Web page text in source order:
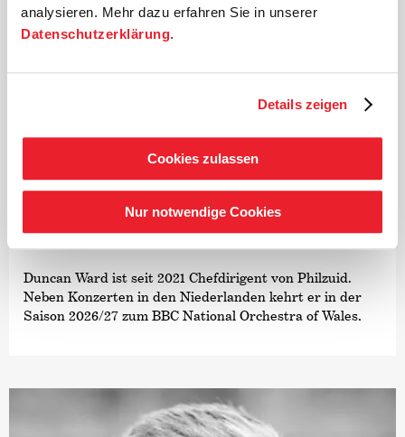
analysieren. Mehr dazu erfahren Sie in unserer
Datenschutzerklärung.
Details zeigen
Cookies zulassen
Nur notwendige Cookies
der spannendsten und vielseitigsten Dirigenten seiner
Generation etabliert, dessen lebendige Interpretationen
des klassischen Repertoires ebenso gelobt werden wie
Duncan Ward ist seit 2021 Chefdirigent von Philzuid.
Neben Konzerten in den Niederlanden kehrt er in der
Saison 2026/27 zum BBC National Orchestra of Wales,
Philharmonic, dem Orchestra della Svizzera italiana,
dem Norwegian Radio Orchestra und der Warschauer